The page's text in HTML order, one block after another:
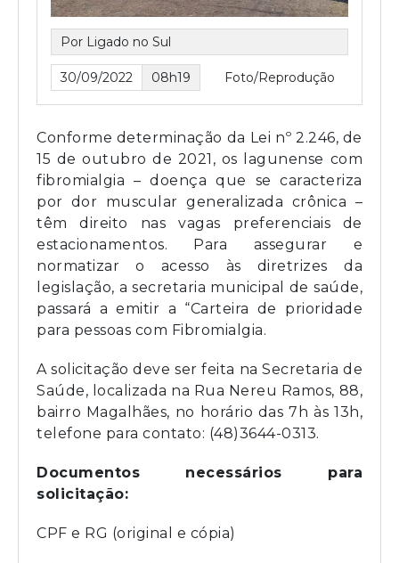
Por Ligado no Sul
30/09/2022 08h19 Foto/Reprodução
Conforme determinação da Lei nº 2.246, de
15 de outubro de 2021, os lagunense com
fibromialgia – doença que se caracteriza
por dor muscular generalizada crônica –
têm direito nas vagas preferenciais de
estacionamentos. Para assegurar e
normatizar o acesso às diretrizes da
legislação, a secretaria municipal de saúde,
passará a emitir a “Carteira de prioridade
para pessoas com Fibromialgia.
A solicitação deve ser feita na Secretaria de
Saúde, localizada na Rua Nereu Ramos, 88,
bairro Magalhães, no horário das 7h às 13h,
telefone para contato: (48)3644-0313.
Documentos necessários para
solicitação:
CPF e RG (original e cópia)